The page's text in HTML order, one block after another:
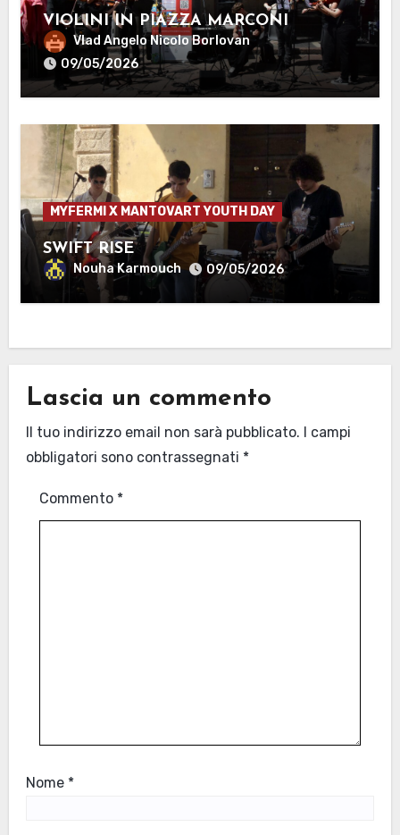
VIOLINI IN PIAZZA MARCONI
Vlad Angelo Nicolo Borlovan
09/05/2026
MYFERMI X MANTOVART YOUTH DAY
SWIFT RISE
Nouha Karmouch 09/05/2026
Lascia un commento
Il tuo indirizzo email non sarà pubblicato.
I campi
obbligatori sono contrassegnati *
Commento *
Nome *